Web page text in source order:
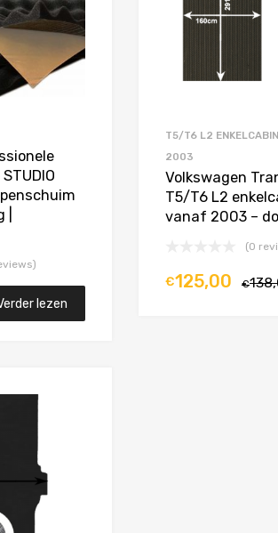
lezen
T5/T6 L2
2003
Volkswagen
T5/T6 L2
vanaf 2003 –
(0
€
€125,00